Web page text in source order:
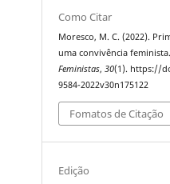
Como Citar
Moresco, M. C. (2022).
uma convivência
Feministas,30(1). https://
9584-2022v30n175122
Fomatos de Citação
Edição